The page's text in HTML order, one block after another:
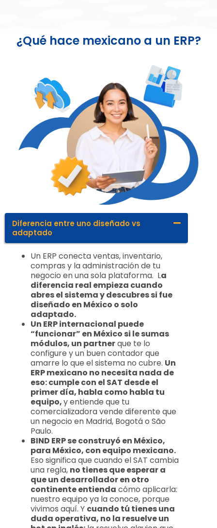
¿Qué hace mexicano a un ERP?
Diferencia entre uno diseñado vs
adaptado
Un ERP conecta ventas, inventario,
compras y la administración de tu
negocio en una sola plataforma. La
diferencia real empieza cuando
abres el sistema y descubres si fue
diseñado en México o solo
adaptado.
Un ERP internacional puede
“funcionar” en México si le sumas
módulos, un partnerque te lo
configure y un buen contador que
amarre lo que el sistema no cubre. Un
ERP mexicano no necesita nada de
eso: cumple con el SAT desde el
primer día, habla como habla tu
equipo,y entiende que tu
comercializadora vende diferente que
un negocio en Madrid, Bogotá o São
Paulo.
BIND ERP se construyó en México,
para México, con equipo mexicano.
Eso significa que cuando el SAT cambia
una regla, no tienes que esperar a
que un desarrollador en otro
continente entienda cómo aplicarla:
nuestro equipo ya la conoce, porque
vivimos aquí. Y cuando tú tienes una
duda operativa, no la resuelve un